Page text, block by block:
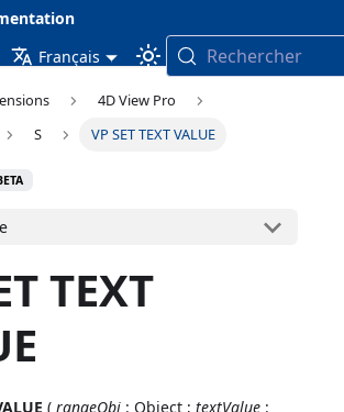
Français Rechercher
4D View Pro
S VP SET TEXT VALUE
TEXT
(rangeObj : Object ;textValue :